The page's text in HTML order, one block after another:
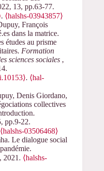
13, pp.63-77.
. ⟨halshs-03943857⟩
François
dans la matrice.
études au prisme
Formation
sciences sociales ,
. ⟨hal-
Denis Giordano,
collectives
pp.9-22.
⟨halshs-03506468⟩
Le dialogue social
, 2021. ⟨halshs-